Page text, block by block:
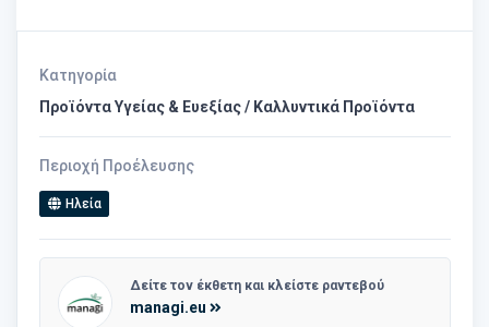
Κατηγορία
Προϊόντα Υγείας & Ευεξίας / Καλλυντικά Προϊόντα
Περιοχή Προέλευσης
Ηλεία
Δείτε τον έκθετη και κλείστε ραντεβού
managi.eu